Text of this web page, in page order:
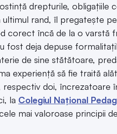
drepturile, obligațiile
rand, îl pregatește
încă de la o varstă
fost deja depuse
de sine stătătoare,
experiență să fie traită
respectiv doi, încrezatoare
la Colegiul Național
mai valoroase principii